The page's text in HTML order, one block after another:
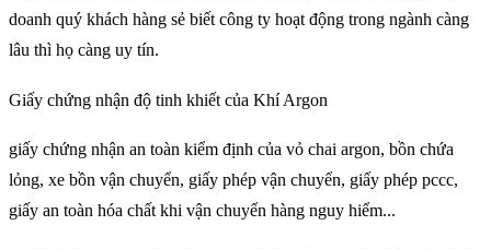
doanh quý khách hàng sẻ biết công ty hoạt động trong ngành càng
lâu thì họ càng uy tín.
Giấy chứng nhận độ tinh khiết của Khí Argon
giấy chứng nhận an toàn kiểm định của vỏ chai argon, bồn chứa
lỏng, xe bồn vận chuyển, giấy phép vận chuyển, giấy phép pccc,
giấy an toàn hóa chất khi vận chuyển hàng nguy hiểm...